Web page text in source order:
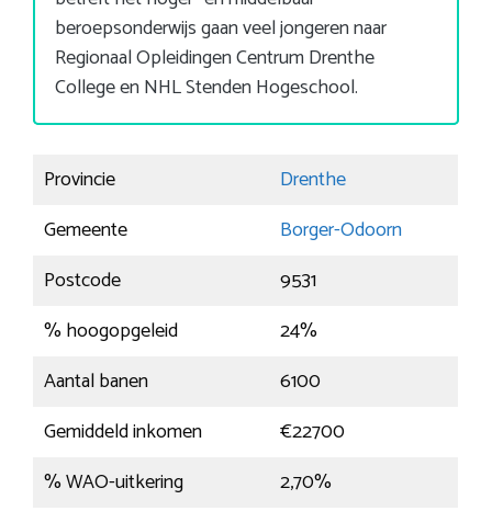
beroepsonderwijs gaan veel jongeren naar
Regionaal Opleidingen Centrum Drenthe
College en NHL Stenden Hogeschool.
Provincie
Drenthe
Gemeente
Borger-Odoorn
Postcode
9531
% hoogopgeleid
24%
Aantal banen
6100
Gemiddeld inkomen
€22700
% WAO-uitkering
2,70%